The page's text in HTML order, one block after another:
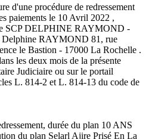
d'une procédure de redressement
paiements le 10 Avril 2022 ,
SCP DELPHINE RAYMOND -
Delphine RAYMOND 81, rue
le Bastion - 17000 La Rochelle .
les deux mois de la présente
Judiciaire ou sur le portail
L. 814-2 et L. 814-13 du code de
durée du plan 10 ANS
du plan Selarl Ajire Prisé En La